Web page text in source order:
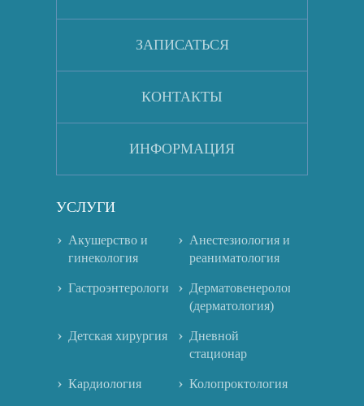
ЗАПИСАТЬСЯ
КОНТАКТЫ
ИНФОРМАЦИЯ
УСЛУГИ
Акушерство и
гинекология
Анестезиология и
реаниматология
Гастроэнтерология
Дерматовенерология
(дерматология)
Детская хирургия
Дневной
стационар
Кардиология Колопроктология